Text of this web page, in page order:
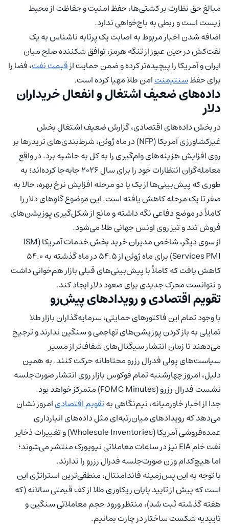
مبالغ حق نظارت بر کشتی‌ها، حفظ امنیت و حفاظت از محیط
زیست است و ربطی به باج‌خواهی ندارد.
اضافه شدن اخبار مربوط به اصابت یک پرتابه ناشناس به یک
نفت‌کش در حین عبور از تنگه هرمز، توافق شکننده صلح میان
ایران و آمریکا را پیچیده‌تر کرده و ضمن حمایت ازقیمت نفت، فضا را
برای حفظسنتیمنتامن طلا مهیا کرده است.
داده‌های ضعیف اشتغال و انفعال خریداران
دلار
در بخش داده‌های اقتصادی، گزارش ضعیف اشتغال بخش
غیرکشاورزی آمریکا (NFP) در ماه ژوئن، شرط‌بندی‌های تریدرها بر
روی افزایش هزینه‌های وام‌گیری را به کل به حاشیه برد. در واقع
معامله‌گران انتظارات خود را برای سال ۲۰۲۶ جابه‌جا کرده‌اند؛ به
طوری که پیش‌بینی‌ها از یک یا دو مرحله افزایش نرخ بهره، حالا به
صفر تا یک مرحله کاهش یافته است. این موضوع گاوهای دلار را
کاملاً در موضع دفاعی نگه داشته و مانع از شکل‌گیری پوزیشن‌های
فروش تند و تیز روی اونس جهانی طلا می‌شود.
از سوی دیگر، شاخص مدیران خرید بخش خدمات آمریکا (ISM
Services PMI) برای ماه ژوئن از ۵۴.۵ در ماه گذشته به ۵۴.۰
کاهش یافت که کاملاً با پیش‌بینی‌های قبلی بازار هم‌خوانی داشت
و نتوانست محرک جدیدی برای صعود دلار ایجاد کند.
تقویم اقتصادی و رویدادهای پیش‌رو
با وجود تمام این فاکتورهای حمایتی، سرمایه‌گذاران بازار طلا
تمایلی به باز کردن پوزیشن‌های تهاجمی و سنگین ندارند و ترجیح
می‌دهند تا زمان انتشار سیگنال‌های شفاف‌تر از مسیر
سیاست‌های پولی فدرال رزرو محتاطانه حرکت کنند. به همین
دلیل، امروز چهارشنبه تمام فوکوس بازار روی انتشار صورت‌جلسه
نشست فدرال رزرو (FOMC Minutes) متمرکز خواهد بود.
جدا از اخبار خاورمیانه، نیم‌نگاهی بهتقویم اقتصادیامروز نشان
می‌دهد که رویدادهای میان‌رتبه‌ای مثل داده‌های انبارداری
عمده‌فروشی آمریکا (Wholesale Inventories) و تغییرات ذخایر
نفت خام EIA نیز در ساعات معاملاتی نیویورک منتشر می‌شوند؛
اما هیچ‌کدام وزن صورت‌جلسه فدرال رزرو را ندارند.
با توجه به این پس‌زمینه فاندامنتال، منطقی‌ترین استراتژی این
است که پیش از تایید پایان ریکاوری طلا از کف قیمتی سالانه (که
هفته گذشته ثبت شد)، منتظر ورود حجم معاملاتی سنگین و
تاییدیه شکست ساختار در چارت بمانیم.